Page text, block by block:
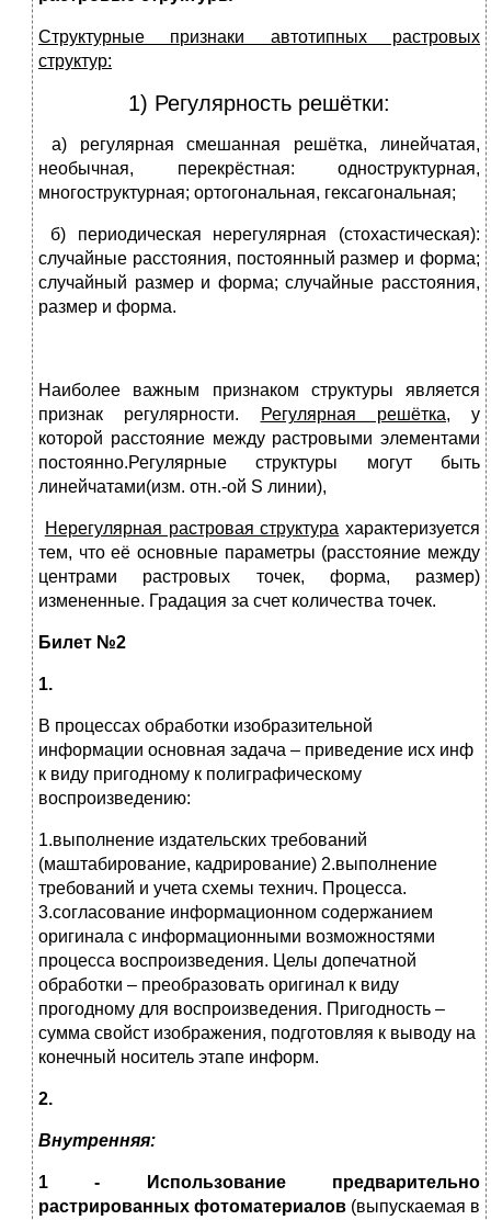
Структурные признаки автотипных растровых
структур:
1) Регулярность решётки:
а) регулярная смешанная решётка, линейчатая,
необычная, перекрёстная: одноструктурная,
многоструктурная; ортогональная, гексагональная;
б) периодическая нерегулярная (стохастическая):
случайные расстояния, постоянный размер и форма;
случайный размер и форма; случайные расстояния,
размер и форма.
Наиболее важным признаком структуры является
признак регулярности.
Регулярная решётка, у
которой расстояние между растровыми элементами
постоянно.Регулярные структуры могут быть
линейчатами(изм. отн.-ой S линии),
Нерегулярная растровая структура характеризуется
тем, что её основные параметры (расстояние между
центрами растровых точек, форма, размер)
измененные. Градация за счет количества точек.
Билет №2
1.
В процессах обработки изобразительной
информации основная задача – приведение исх инф
к виду пригодному к полиграфическому
воспроизведению:
1.выполнение издательских требований
(маштабирование, кадрирование) 2.выполнение
требований и учета схемы технич. Процесса.
3.согласование информационном содержанием
оригинала с информационными возможностями
процесса воспроизведения. Целы допечатной
обработки – преобразовать оригинал к виду
прогодному для воспроизведения. Пригодность –
сумма свойст изображения, подготовляя к выводу на
конечный носитель этапе информ.
2.
Внутренняя:
1 - Использование предварительно
растрированных фотоматериалов (выпускаемая в